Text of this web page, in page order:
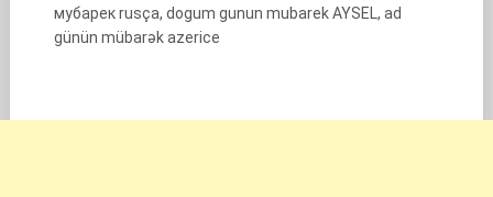
мубарек rusça, dogum gunun mubarek AYSEL, ad
günün mübarək azerice